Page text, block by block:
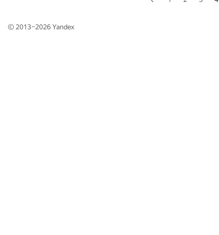
© 2013–2026Yandex